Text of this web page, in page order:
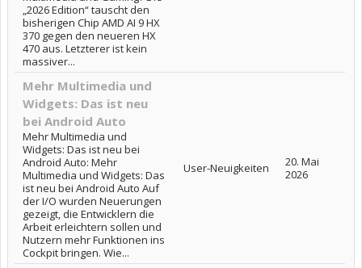
„2026 Edition“ tauscht den
bisherigen Chip AMD AI 9 HX
370 gegen den neueren HX
470 aus. Letzterer ist kein
massiver...
Mehr Multimedia und
Widgets: Das ist neu
bei Android Auto
Mehr Multimedia und
Widgets: Das ist neu bei
Android Auto: Mehr
Multimedia und Widgets: Das
ist neu bei Android Auto Auf
der I/O wurden Neuerungen
gezeigt, die Entwicklern die
Arbeit erleichtern sollen und
Nutzern mehr Funktionen ins
Cockpit bringen. Wie...
User-Neuigkeiten
20. Mai
2026